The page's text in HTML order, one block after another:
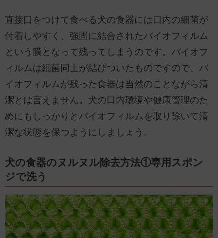
直接口をつけて食べる犬の食器には口内の細菌が
付着しやすく、強固に結合されたバイオフィルム
という膜となって残ってしまうのです。バイオフ
ィルムは細菌同士が結びついたものですので、バ
イオフィルムが残った食器は当然のことながら清
潔とは言えません。犬の口内環境や健康管理のた
めにもしっかりとバイオフィルムを取り除いて清
潔な状態を保つようにしましょう。
犬の食器のヌルヌル除去方法①専用スポン
ジで洗う